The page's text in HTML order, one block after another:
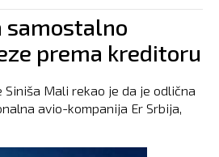
samostalno
prema kreditoru
Mali rekao je da je odlična
avio-kompanija Er Srbija,